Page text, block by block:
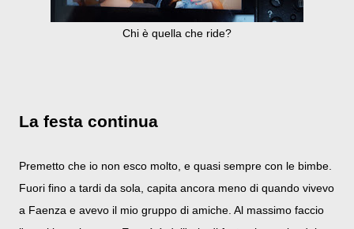
Chi è quella che ride?
La festa continua
Premetto che io non esco molto, e quasi sempre con le bimbe.
Fuori fino a tardi da sola, capita ancora meno di quando vivevo
a Faenza e avevo il mio gruppo di amiche. Al massimo faccio